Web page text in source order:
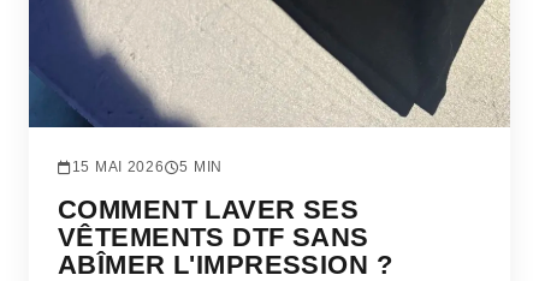
15 MAI 2026 5 MIN
COMMENT LAVER SES
VÊTEMENTS DTF SANS
ABÎMER L'IMPRESSION ?